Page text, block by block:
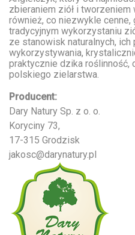
zbieraniem ziół i tworzeniem
również, co niezwykle
tradycyjnym wykorzystaniu
ze stanowisk naturalnych, ich
wykorzystywania,
praktycznie dzika roślinność,
polskiego zielarstwa.
Producent:
Dary Natury Sp. z o. o.
Koryciny 73,
17-315 Grodzisk
jakosc@darynatury.pl